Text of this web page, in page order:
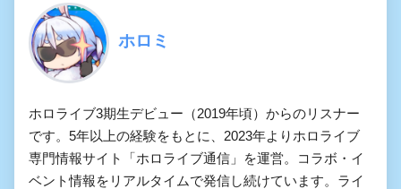
ホロミ
ホロライブ3期生デビュー（2019年頃）からのリスナー
です。5年以上の経験をもとに、2023年よりホロライブ
専門情報サイト「ホロライブ通信」を運営。コラボ・イ
ベント情報をリアルタイムで発信し続けています。ライ